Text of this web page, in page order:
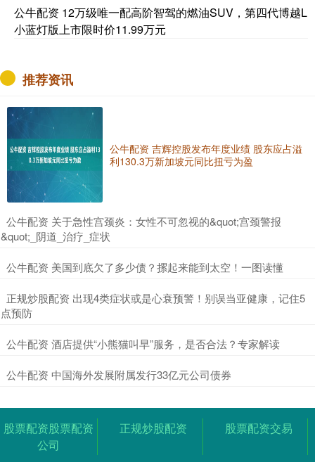
公牛配资 12万级唯一配高阶智驾的燃油SUV，第四代博越L
小蓝灯版上市限时价11.99万元
推荐资讯
公牛配资 吉辉控股发布年度业绩 股东应占溢
利130.3万新加坡元同比扭亏为盈
​公牛配资 关于急性宫颈炎：女性不可忽视的&quot;宫颈警报
&quot;_阴道_治疗_症状
​公牛配资 美国到底欠了多少债？摞起来能到太空！一图读懂
​正规炒股配资 出现4类症状或是心衰预警！别误当亚健康，记住5
点预防
​公牛配资 酒店提供“小熊猫叫早”服务，是否合法？专家解读
​公牛配资 中国海外发展附属发行33亿元公司债券
股票配资股票配资
公司
正规炒股配资 股票配资交易